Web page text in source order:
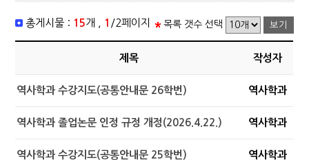
총게시물 : 15 개 , 1 /2페이지 목록 갯수 선택
제목 작성자
역사학과 수강지도(공통안내문 26학번) 역사학과
역사학과 졸업논문 인정 규정 개정(2026.4.22.) 역사학과
역사학과 수강지도(공통안내문 25학번) 역사학과